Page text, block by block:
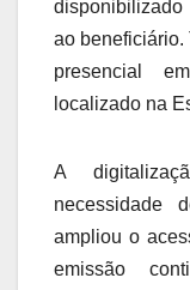
ao beneficiário.
presencial
localizado na
A
necessidade
ampliou o
emissão